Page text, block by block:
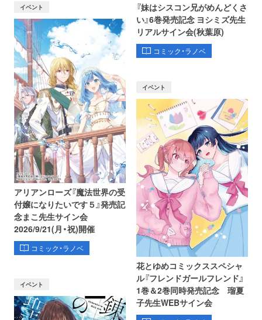
『妹はシスコン兄がめんどくさ
い』6巻発売記念 ヨシミズ先生
リアルサイン会(秋葉原)
コミック・ラノベ
イベント
アリアンローズ『魔法世界の受
付嬢になりたいです５』発売記
念まこ先生サイン会
2026/9/21(月・祝)開催
コミック・ラノベ
イベント
花とゆめコミックススペシャ
ル『フレンドガールフレンド』
1巻＆2巻同時発売記念 瑠夏
子先生WEBサイン会
イベント